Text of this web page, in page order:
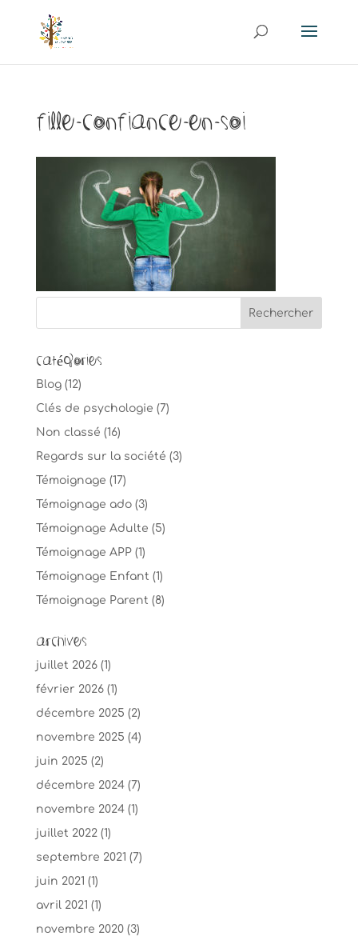
fille-confiance-en-soi
Catégories
Blog(12)
Clés de psychologie (7)
Non classé (16)
Regards sur la société (3)
Témoignage (17)
Témoignage ado(3)
Témoignage Adulte (5)
Témoignage APP(1)
Témoignage Enfant (1)
Témoignage Parent (8)
Archives
juillet 2026(1)
février 2026(1)
décembre 2025 (2)
novembre 2025 (4)
juin 2025 (2)
décembre 2024(7)
novembre 2024(1)
juillet 2022(1)
septembre 2021 (7)
juin 2021 (1)
avril 2021 (1)
novembre 2020(3)